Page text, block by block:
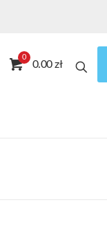
0
0.00 zł